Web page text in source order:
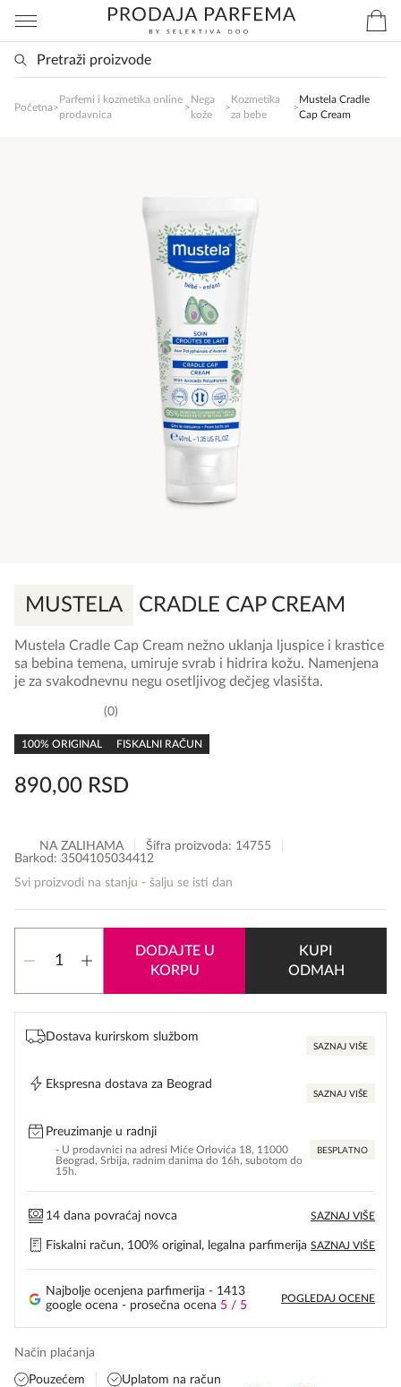
Početna>
Parfemi i kozmetika online
prodavnica
>
Nega
kože
>
Kozmetika
za bebe
>
Mustela Cradle
Cap Cream
MUSTELA CRADLE CAP CREAM
rating
0
100% ORIGINAL FISKALNI RAČUN
890,00 RSD
Mustela Cradle Cap Cream nežno uklanja ljuspice i krastice
sa bebina temena, umiruje svrab i hidrira kožu. Namenjena
je za svakodnevnu negu osetljivog dečjeg vlasišta.
NA ZALIHAMA Šifra proizvoda: 14755
Barkod: 3504105034412
Svi proizvodi na stanju - šalju se isti dan
Cradle
Cream
količina
DODAJTE U
KORPU
KUPI
ODMAH
Dostava kurirskom službom
SAZNAJ VIŠE
Ekspresna dostava za Beograd
SAZNAJ VIŠE
Preuzimanje u radnji
- U prodavnici na adresi Miće Orlovića 18, 11000
Beograd, Srbija, radnim danima do 16h, subotom do
15h.
BESPLATNO
14 dana povraćaj novca SAZNAJ VIŠE
Fiskalni račun, 100% original, legalna parfimerija SAZNAJ VIŠE
Najbolje ocenjena parfimerija - 1413
google ocena - prosečna ocena 5 / 5
POGLEDAJ OCENE
Način plaćanja
Pouzećem
Uplatom na račun
SlađanAi Asistent
sva ostala pitanja?